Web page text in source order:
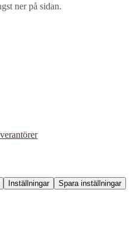
ner på sidan.
Inställningar Spara inställningar